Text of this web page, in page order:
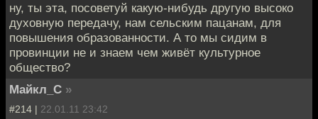
ну, ты эта, посоветуй какую-нибудь другую высоко
духовную передачу, нам сельским пацанам, для
повышения образованности. А то мы сидим в
провинции не и знаем чем живёт культурное
общество?
Майкл_С »
#214 | 22.01.11 23:42